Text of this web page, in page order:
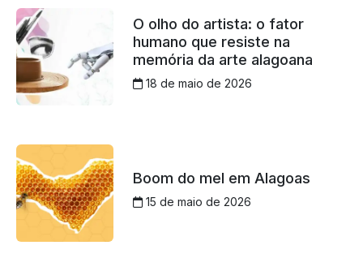
O olho do artista: o fator
humano que resiste na
memória da arte alagoana
18 de maio de 2026
Boom do mel em Alagoas
15 de maio de 2026